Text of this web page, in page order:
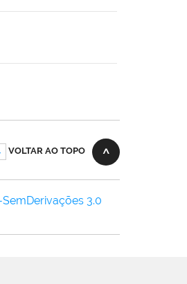
VOLTAR AO TOPO
3.0